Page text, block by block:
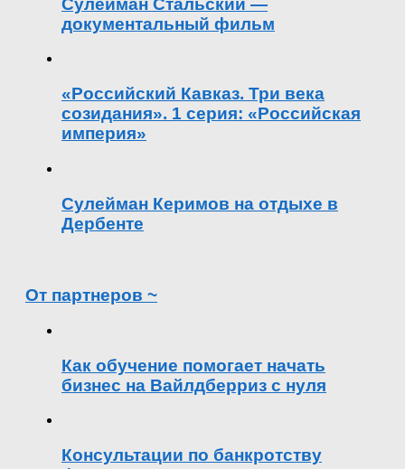
Сулейман Стальский —
документальный фильм
«Российский Кавказ. Три века
созидания». 1 серия: «Российская
империя»
Сулейман Керимов на отдыхе в
Дербенте
От партнеров ~
Как обучение помогает начать
бизнес на Вайлдберриз с нуля
Консультации по банкротству